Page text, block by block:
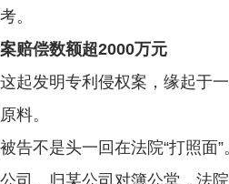
。
赔偿数额超2000万元
发明专利侵权案，缘起于一
料。
不是头一回在法院“打照面”
司、归某公司对簿公堂，法